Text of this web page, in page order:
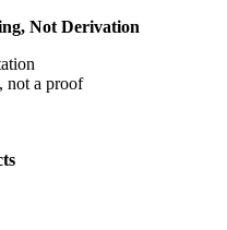
Not Derivation
not a proof